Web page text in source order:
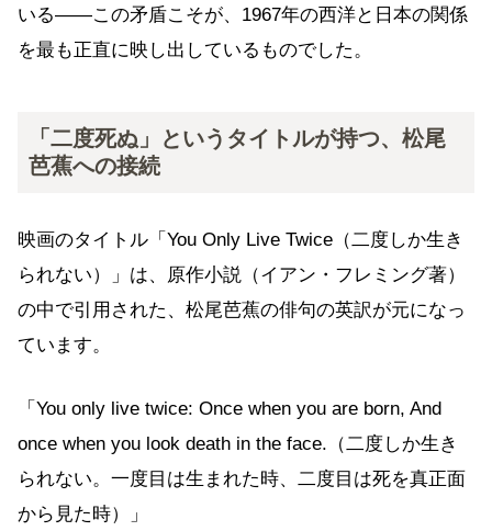
いる——この矛盾こそが、1967年の西洋と日本の関係
を最も正直に映し出しているものでした。
「二度死ぬ」というタイトルが持つ、松尾
芭蕉への接続
映画のタイトル「You Only Live Twice（二度しか生き
られない）」は、原作小説（イアン・フレミング著）
の中で引用された、松尾芭蕉の俳句の英訳が元になっ
ています。
「You only live twice: Once when you are born, And
once when you look death in the face.（二度しか生き
られない。一度目は生まれた時、二度目は死を真正面
から見た時）」